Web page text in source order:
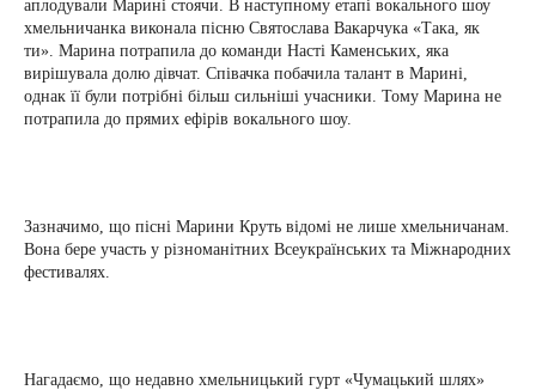
аплодували Марині стоячи. В наступному етапі вокального шоу
хмельничанка виконала пісню Святослава Вакарчука «Така, як
ти». Марина потрапила до команди Насті Каменських, яка
вирішувала долю дівчат. Співачка побачила талант в Марині,
однак її були потрібні більш сильніші учасники. Тому Марина не
потрапила до прямих ефірів вокального шоу.
Зазначимо, що пісні Марини Круть відомі не лише хмельничанам.
Вона бере участь у різноманітних Всеукраїнських та Міжнародних
фестивалях.
Нагадаємо, що недавно хмельницький гурт «Чумацький шлях»